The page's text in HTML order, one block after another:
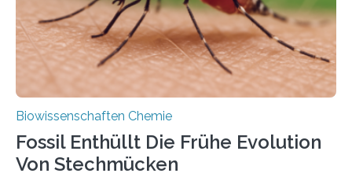
mit scheibenförmiger Gestalt. Was auffällig ist: Die
nächsten…
Biowissenschaften Chemie
Fossil Enthüllt Die Frühe Evolution
Von Stechmücken